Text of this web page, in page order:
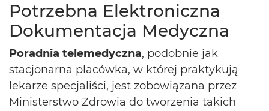
Potrzebna Elektroniczna
Dokumentacja Medyczna
Poradnia telemedyczna, podobnie jak
stacjonarna placówka, w której praktykują
lekarze specjaliści, jest zobowiązana przez
Ministerstwo Zdrowia do tworzenia takich